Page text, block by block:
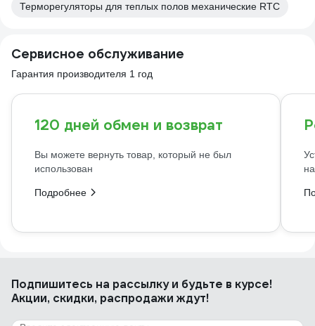
Терморегуляторы для теплых полов механические RTC
Сервисное обслуживание
Гарантия производителя 1 год
120 дней обмен и возврат
Вы можете вернуть товар, который не был
использован
Подробнее
Подпишитесь на рассылкуи будьте в курсе!
Акции, скидки, распродажи ждут!